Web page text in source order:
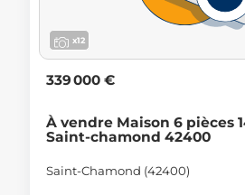
x12
339 000 €
À vendre Maison 6 pièces
Saint-chamond 42400
Saint-Chamond (42400)